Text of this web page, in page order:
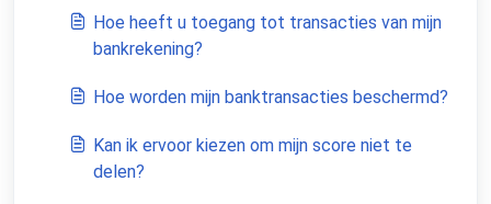
Hoe heeft u toegang tot transacties van mijn
bankrekening?
Hoe worden mijn banktransacties beschermd?
Kan ik ervoor kiezen om mijn score niet te
delen?